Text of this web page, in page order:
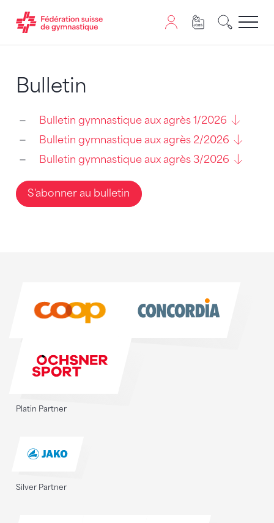
Bulletin
Bulletin gymnastique aux agrès 1/2026
Bulletin gymnastique aux agrès 2/2026
Bulletin gymnastique aux agrès 3/2026
S'abonner au bulletin
Platin Partner
Silver Partner